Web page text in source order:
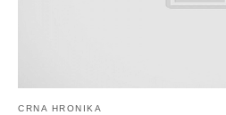
CRNA HRONIKA